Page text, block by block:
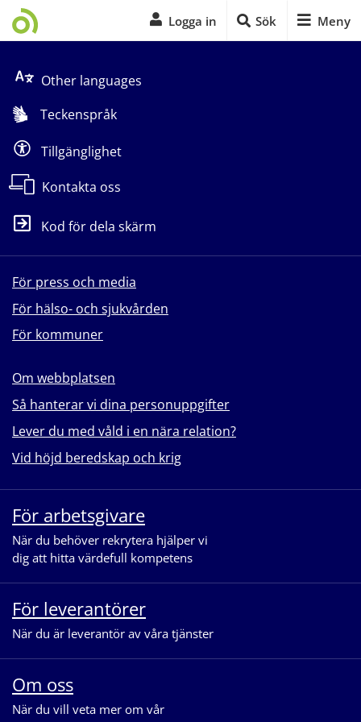
Logga in Sök Meny
Other languages
Teckenspråk
Tillgänglighet
Kontakta oss
Kod för dela skärm
För press och media
För hälso- och sjukvården
För kommuner
Om webbplatsen
Så hanterar vi dina personuppgifter
Lever du med våld i en nära relation?
Vid höjd beredskap och krig
För arbetsgivare
När du behöver rekrytera hjälper vi
dig att hitta värdefull kompetens
För leverantörer
När du är leverantör av våra tjänster
Om oss
När du vill veta mer om vår